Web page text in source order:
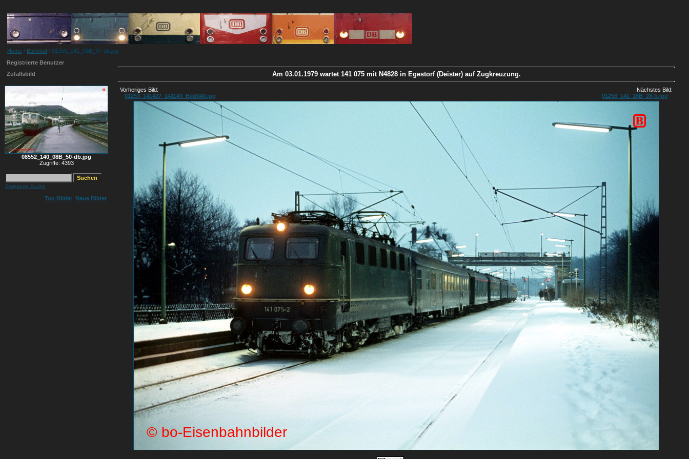
Home / Bahnhof / 01255_141_03B_37-db.jpg
Registrierte Benutzer
Zufallsbild
08552_140_08B_50-db.jpg
Zugriffe: 4393
Erweiterte Suche
Top Bilder Neue Bilder
Am 03.01.1979 wartet 141 075 mit N4828 in Egestorf (Deister) auf Zugkreuzung.
Vorheriges Bild:
01253_141427_141143_Bild040.jpg
Nächstes Bild:
01256_141_16B_28-b.jpg